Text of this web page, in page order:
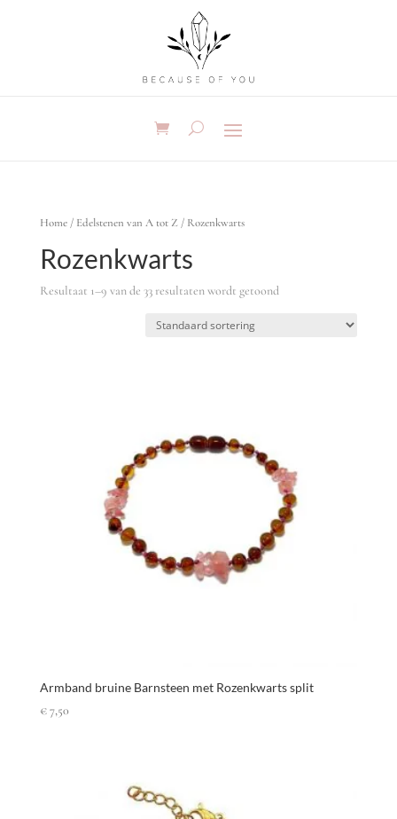
Home/ Edelstenen van A tot Z / Rozenkwarts
Rozenkwarts
Resultaat 1–9 van de 33 resultaten wordt getoond
Armband bruine Barnsteen met Rozenkwarts split
€7,50